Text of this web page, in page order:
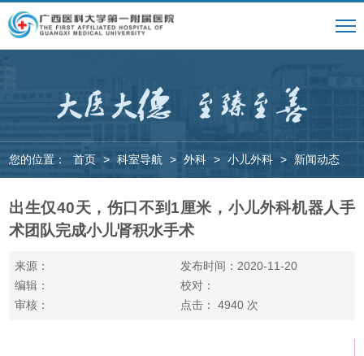
您的位置： 首页 > 科室导航 > 外科 > 小儿外科 > 新闻动态
出生仅40天，伤口不到1厘米，小儿外科机器人手
术团队完成小儿肾积水手术
来源：
发布时间：2020-11-20
编辑：
校对：
审核：
点击：4940 次